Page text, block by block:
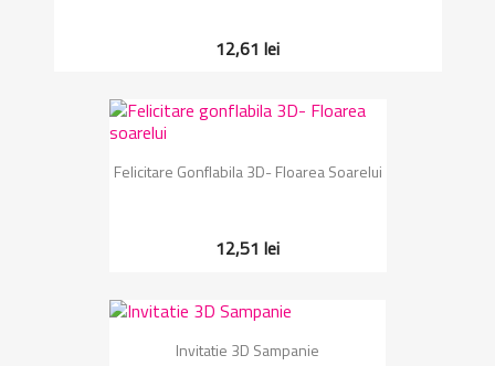
12,61 lei
Felicitare Gonflabila 3D- Floarea Soarelui
12,51 lei
Invitatie 3D Sampanie